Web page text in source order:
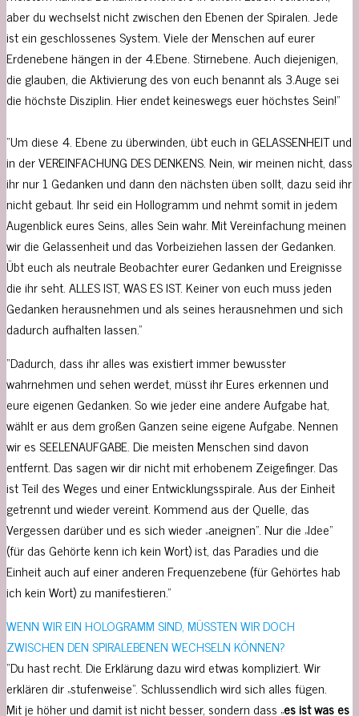
aber du wechselst nicht zwischen den Ebenen der Spiralen. Jede
ist ein geschlossenes System. Viele der Menschen auf eurer
Erdenebene hängen in der 4.Ebene. Stirnebene. Auch diejenigen,
die glauben, die Aktivierung des von euch benannt als 3.Auge sei
die höchste Disziplin. Hier endet keineswegs euer höchstes Sein!”
“Um diese 4. Ebene zu überwinden, übt euch in GELASSENHEIT und
in der VEREINFACHUNG DES DENKENS. Nein, wir meinen nicht, dass
ihr nur 1 Gedanken und dann den nächsten üben sollt, dazu seid ihr
nicht gebaut. Ihr seid ein Hollogramm und nehmt somit in jedem
Augenblick eures Seins, alles Sein wahr. Mit Vereinfachung meinen
wir die Gelassenheit und das Vorbeiziehen lassen der Gedanken.
Übt euch als neutrale Beobachter eurer Gedanken und Ereignisse
die ihr seht. ALLES IST, WAS ES IST. Keiner von euch muss jeden
Gedanken herausnehmen und als seines herausnehmen und sich
dadurch aufhalten lassen.”
“Dadurch, dass ihr alles was existiert immer bewusster
wahrnehmen und sehen werdet, müsst ihr Eures erkennen und
eure eigenen Gedanken. So wie jeder eine andere Aufgabe hat,
wählt er aus dem großen Ganzen seine eigene Aufgabe. Nennen
wir es SEELENAUFGABE. Die meisten Menschen sind davon
entfernt. Das sagen wir dir nicht mit erhobenem Zeigefinger. Das
ist Teil des Weges und einer Entwicklungsspirale. Aus der Einheit
getrennt und wieder vereint. Kommend aus der Quelle, das
Vergessen darüber und es sich wieder „aneignen“. Nur die „Idee“
(für das Gehörte kenn ich kein Wort) ist, das Paradies und die
Einheit auch auf einer anderen Frequenzebene (für Gehörtes hab
ich kein Wort) zu manifestieren.”
WENN WIR EIN HOLOGRAMM SIND, MÜSSTEN WIR DOCH
ZWISCHEN DEN SPIRALEBENEN WECHSELN KÖNNEN?
“Du hast recht. Die Erklärung dazu wird etwas kompliziert. Wir
erklären dir „stufenweise“. Schlussendlich wird sich alles fügen.
Mit je höher und damit ist nicht besser, sondern dass „es ist was es